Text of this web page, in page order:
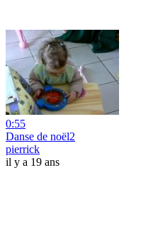
0:55
Danse de noël2
pierrick
il y a 19 ans